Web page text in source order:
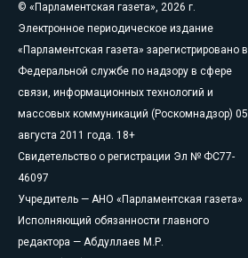
© «Парламентская газета», 2026 г.
Электронное периодическое издание
«Парламентская газета» зарегистрировано в
Федеральной службе по надзору в сфере
связи, информационных технологий и
массовых коммуникаций (Роскомнадзор) 05
августа 2011 года. 18+
Свидетельство о регистрации Эл № ФС77-
46097
Учредитель — АНО «Парламентская газета»
Исполняющий обязанности главного
редактора — Абдуллаев М.Р.